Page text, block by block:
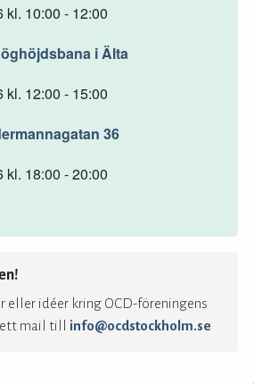
kl. 10:00 - 12:00
i Älta
kl. 12:00 - 15:00
36
kl. 18:00 - 20:00
eller idéer kring OCD-föreningens
mail till info@ocdstockholm.se